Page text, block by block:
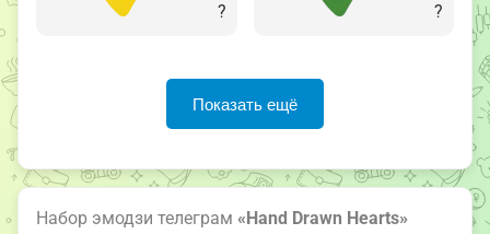
? ?
Показать ещё
Набор эмодзи телеграм «Hand Drawn Hearts»